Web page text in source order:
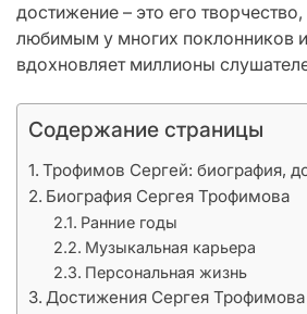
достижение – это его
любимым у многих поклонников
вдохновляет миллионы
Содержание страницы
Трофимов Сергей: биография,
Биография Сергея Трофимова
Ранние годы
Музыкальная карьера
Персональная жизнь
Достижения Сергея Трофимова